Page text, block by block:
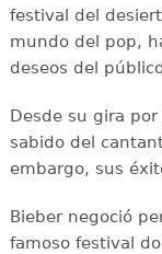
festival del
mundo del pop,
deseos del
Desde su gira
sabido del
embargo, sus
Bieber negoció
famoso festival